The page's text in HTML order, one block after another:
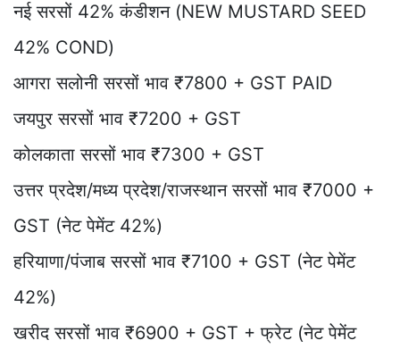
नई सरसों 42% कंडीशन (NEW MUSTARD SEED
42% COND)
आगरा सलोनी सरसों भाव ₹7800 + GST PAID
जयपुर सरसों भाव ₹7200 + GST
कोलकाता सरसों भाव ₹7300 + GST
उत्तर प्रदेश/मध्य प्रदेश/राजस्थान सरसों भाव ₹7000 +
GST (नेट पेमेंट 42%)
हरियाणा/पंजाब सरसों भाव ₹7100 + GST (नेट पेमेंट
42%)
खरीद सरसों भाव ₹6900 + GST + फ्रेट (नेट पेमेंट